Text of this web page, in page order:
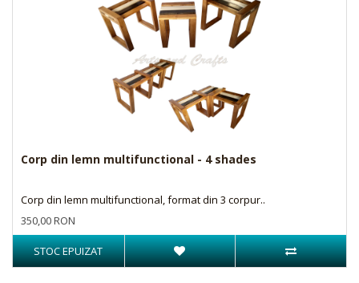
Corp din lemn multifunctional - 4 shades
Corp din lemn multifunctional, format din 3 corpur..
350,00 RON
STOC EPUIZAT